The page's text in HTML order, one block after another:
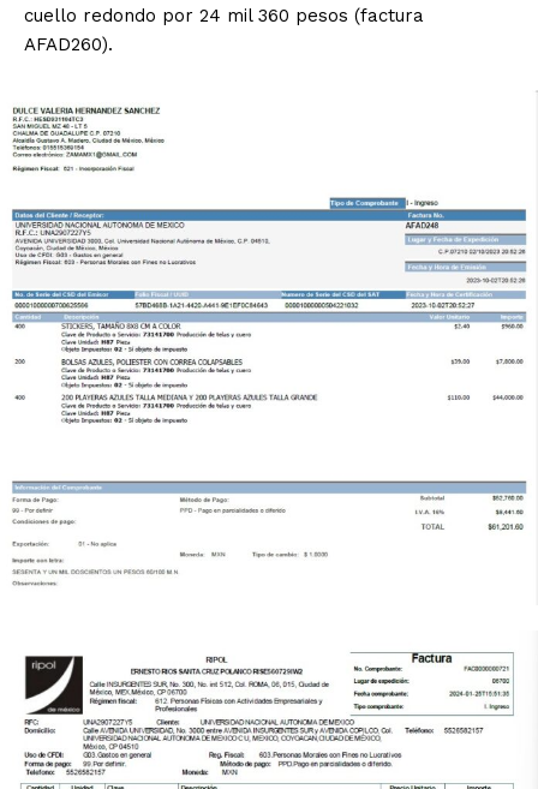
cuello redondo por 24 mil 360 pesos (factura
AFAD260).